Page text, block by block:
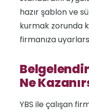
hazır şablon ve
kurmak zorunda
firmanıza
Ne
YBS ile çalışan